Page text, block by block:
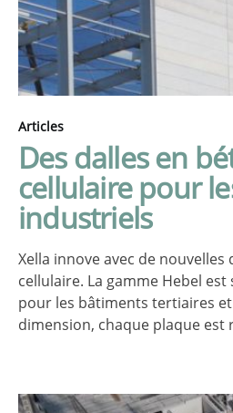
Articles
Des dalles en
cellulaire pour
industriels
Xella innove avec de nouvelles
cellulaire. La gamme Hebel
pour les bâtiments tertiaires
dimension, chaque plaque est